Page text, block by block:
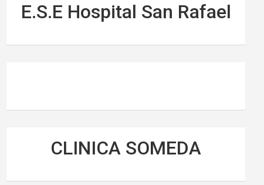
E.S.E Hospital San Rafael
CLINICA SOMEDA